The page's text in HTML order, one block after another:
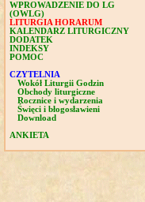
WPROWADZENIE DO LG
(OWLG)
LITURGIA HORARUM
KALENDARZ LITURGICZNY
DODATEK
INDEKSY
POMOC
CZYTELNIA
Wokół Liturgii Godzin
Obchody liturgiczne
Rocznice i wydarzenia
Święci i błogosławieni
Download
ANKIETA